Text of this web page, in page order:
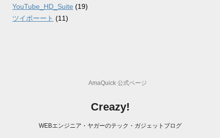
YouTube_HD_Suite (19)
ツイポーート (11)
AmaQuick 公式ページ
Creazy!
WEBエンジニア・ヤガーのテック・ガジェットブログ